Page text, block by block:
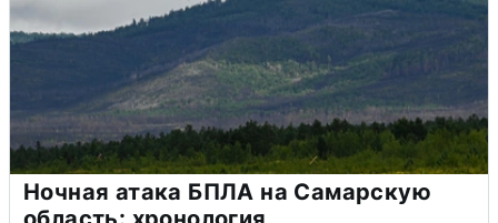
Ночная атака БПЛА на Самарскую